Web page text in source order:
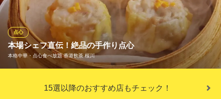
50円（税抜）、6種類の味が選べる『李家水餃子』4個440円（税
込）、ぷりぷりエビの『李家エビ蒸し餃子』4個660円（税込）
等、それぞれの食感や味をお楽しみください☆
李家風餃子房
本格中華
本場シェフ直伝！絶品の手作り点心
本格中華・点心食べ放題 香港飲茶 桜川
点心
宴会のお席を華やかに彩るのは、中国出身のシェフが丁寧に手作
りする本場の点心です。 ジュワッと溢れる肉汁がたまらない蒸し
15選以降のおすすめ店もチェック！